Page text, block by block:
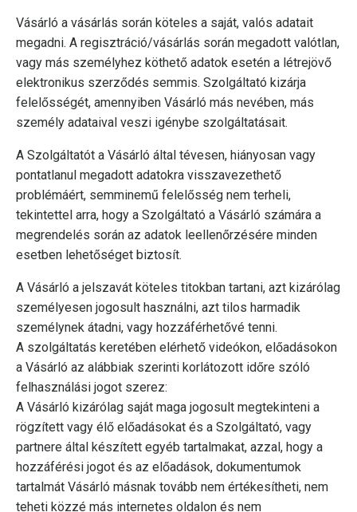
Vásárló a vásárlás során köteles a saját, valós adatait
megadni. A regisztráció/vásárlás során megadott valótlan,
vagy más személyhez köthető adatok esetén a létrejövő
elektronikus szerződés semmis. Szolgáltató kizárja
felelősségét, amennyiben Vásárló más nevében, más
személy adataival veszi igénybe szolgáltatásait.
A Szolgáltatót a Vásárló által tévesen, hiányosan vagy
pontatlanul megadott adatokra visszavezethető
problémáért, semminemű felelősség nem terheli,
tekintettel arra, hogy a Szolgáltató a Vásárló számára a
megrendelés során az adatok leellenőrzésére minden
esetben lehetőséget biztosít.
A Vásárló a jelszavát köteles titokban tartani, azt kizárólag
személyesen jogosult használni, azt tilos harmadik
személynek átadni, vagy hozzáférhetővé tenni.
A szolgáltatás keretében elérhető videókon, előadásokon
a Vásárló az alábbiak szerinti korlátozott időre szóló
felhasználási jogot szerez:
A Vásárló kizárólag saját maga jogosult megtekinteni a
rögzített vagy élő előadásokat és a Szolgáltató, vagy
partnere által készített egyéb tartalmakat, azzal, hogy a
hozzáférési jogot és az előadások, dokumentumok
tartalmát Vásárló másnak tovább nem értékesítheti, nem
teheti közzé más internetes oldalon és nem